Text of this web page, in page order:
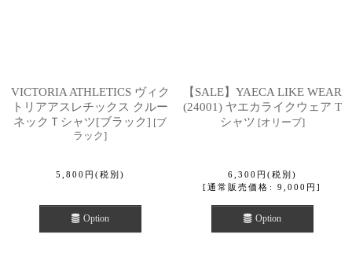
VICTORIA ATHLETICS ヴィク
トリアアスレチックス クルー
ネックＴシャツ[ブラック] [ブ
ラック]
5,800 円 (税別)
Option
【SALE】YAECA LIKE WEAR
(24001) ヤエカライクウェア T
シャツ [オリーブ]
6,300 円 (税別)
[通常販売価格 : 9,000 円 ]
Option